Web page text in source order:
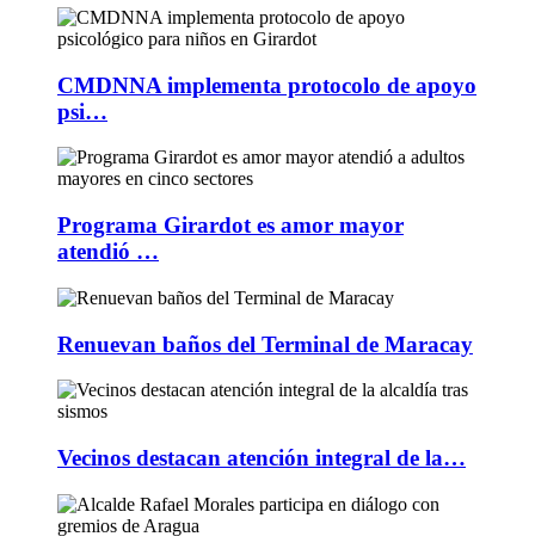
CMDNNA implementa protocolo de apoyo
psi…
Programa Girardot es amor mayor
atendió …
Renuevan baños del Terminal de Maracay
Vecinos destacan atención integral de la…